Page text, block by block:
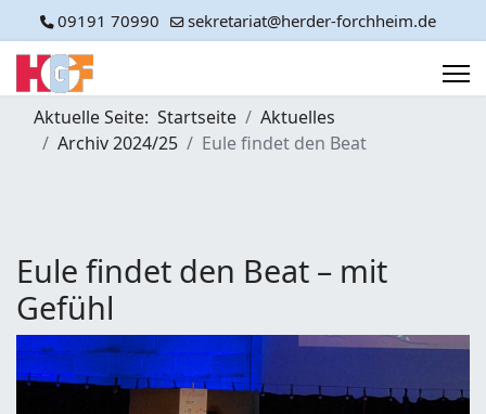
09191 70990 sekretariat@herder-forchheim.de
Aktuelle Seite: Startseite
Aktuelles
Archiv 2024/25
Eule findet den Beat
Eule findet den Beat – mit
Gefühl